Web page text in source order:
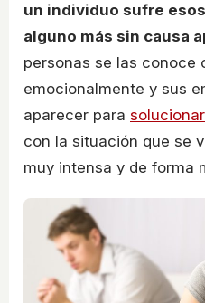
un individuo sufre
alguno más sin causa
personas se las conoce
emocionalmente y sus
aparecer para
con la situación que se
muy intensa y de forma